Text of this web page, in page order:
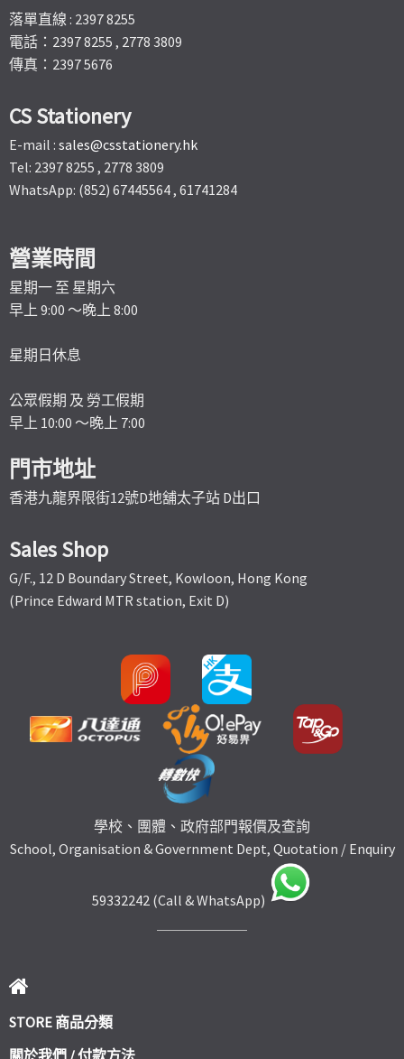
落單直線 : 2397 8255
電話：2397 8255 , 2778 3809
傳真：2397 5676
CS Stationery
E-mail : sales@csstationery.hk
Tel: 2397 8255 , 2778 3809
WhatsApp: (852) 67445564 , 61741284
營業時間
星期一 至 星期六
早上 9:00 ～晚上 8:00
星期日休息
公眾假期 及 勞工假期
早上 10:00 ～晚上 7:00
門市地址
香港九龍界限街12號D地舖太子站 D出口
Sales Shop
G/F., 12 D Boundary Street, Kowloon, Hong Kong
(Prince Edward MTR station, Exit D)
學校、團體、政府部門報價及查詢
School, Organisation & Government Dept, Quotation / Enquiry
59332242 (Call & WhatsApp)
STORE 商品分類